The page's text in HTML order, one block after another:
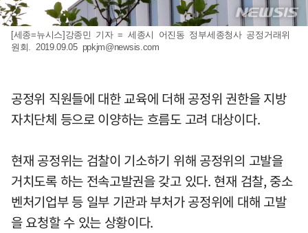
[세종=뉴시스]강종민 기자 = 세종시 어진동 정부세종청사 공정거래위
원회. 2019.09.05 ppkjm@newsis.com
공정위 직원들에 대한 교육에 더해 공정위 권한을 지방
자치단체 등으로 이양하는 흐름도 고려 대상이다.
현재 공정위는 검찰이 기소하기 위해 공정위의 고발을
거치도록 하는 전속고발권을 갖고 있다. 현재 검찰, 중소
벤처기업부 등 일부 기관과 부처가 공정위에 대해 고발
을 요청할 수 있는 상황이다.